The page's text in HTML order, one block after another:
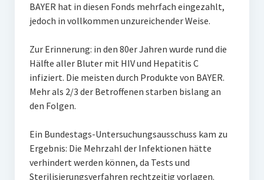
BAYER hat in diesen Fonds mehrfach eingezahlt,
jedoch in vollkommen unzureichender Weise.
Zur Erinnerung: in den 80er Jahren wurde rund die
Hälfte aller Bluter mit HIV und Hepatitis C
infiziert. Die meisten durch Produkte von BAYER.
Mehr als 2/3 der Betroffenen starben bislang an
den Folgen.
Ein Bundestags-Untersuchungsausschuss kam zu
Ergebnis: Die Mehrzahl der Infektionen hätte
verhindert werden können, da Tests und
Sterilisierungsverfahren rechtzeitig vorlagen.